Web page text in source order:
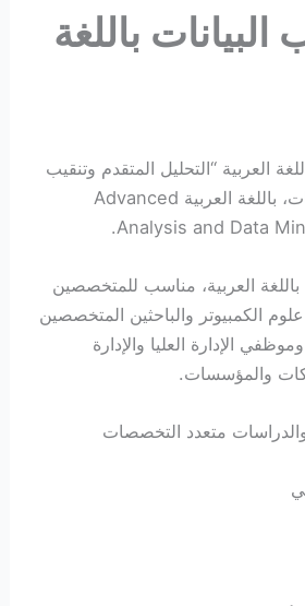
باللغة
العربية “التحليل المتقدم وتنقيب
البيانات أو تعدين البيانات، باللغة العربية Advanced
Analysis and Data
العربية، مناسب للمتخصصين
الكمبيوتر والباحثين المتخصصين
الإدارة العليا والإدارة
والمؤسسات.
متعدد التخصصات